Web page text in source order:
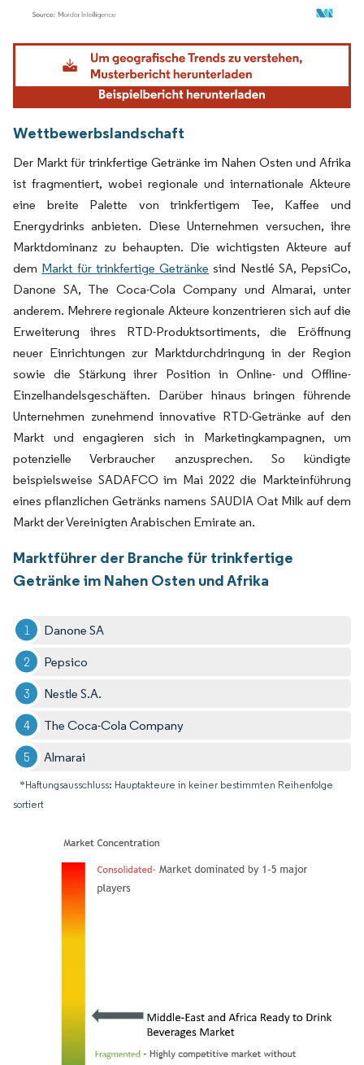
Bild © Mordor Intelligence. Wiederverwendung erfordert Namensnennung gemäß
Wettbewerbslandschaft
Der Markt für trinkfertige Getränke im Nahen Osten und Afrika
ist fragmentiert, wobei regionale und internationale Akteure
eine breite Palette von trinkfertigem Tee, Kaffee und
Energydrinks anbieten. Diese Unternehmen versuchen, ihre
Marktdominanz zu behaupten. Die wichtigsten Akteure auf
dem Markt für trinkfertige Getränke sind Nestlé SA, PepsiCo,
Danone SA, The Coca-Cola Company und Almarai, unter
anderem. Mehrere regionale Akteure konzentrieren sich auf die
Erweiterung ihres RTD-Produktsortiments, die Eröffnung
neuer Einrichtungen zur Marktdurchdringung in der Region
sowie die Stärkung ihrer Position in Online- und Offline-
Einzelhandelsgeschäften. Darüber hinaus bringen führende
Unternehmen zunehmend innovative RTD-Getränke auf den
Markt und engagieren sich in Marketingkampagnen, um
potenzielle Verbraucher anzusprechen. So kündigte
beispielsweise SADAFCO im Mai 2022 die Markteinführung
eines pflanzlichen Getränks namens SAUDIA Oat Milk auf dem
Markt der Vereinigten Arabischen Emirate an.
Marktführer der Branche für trinkfertige
Getränke im Nahen Osten und Afrika
Danone SA
Pepsico
Nestle S.A.
The Coca-Cola Company
Almarai
*Haftungsausschluss: Hauptakteure in keiner bestimmten Reihenfolge
sortiert